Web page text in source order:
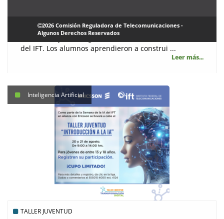
JUVENTUD. Transformación Digital, el cual tuvo lugar
los días 20 y 21 de agosto 2024, en las instalaciones
del IFT. Los alumnos aprendieron a construi ...
Leer más...
Inteligencia Artificial
TALLER JUVENTUD
2026 Comisión Reguladora de Telecomunicaciones -
Algunos Derechos Reservados